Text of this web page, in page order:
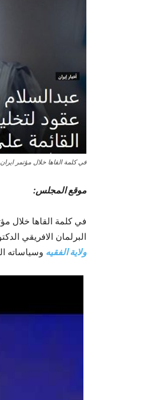
في کلمة القاها خلال مؤتمر
موقع المجلس:
في کلمة القاها خلال
البرلمان الافريقي
ولاية الفقيه وسياساته